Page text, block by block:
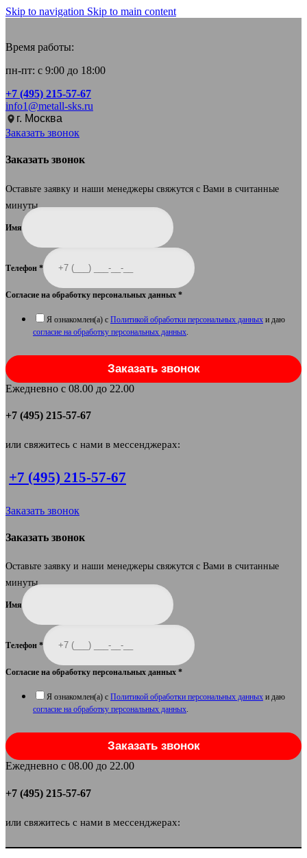
Skip to navigation Skip to main content
Время работы:
пн-пт: с 9:00 до 18:00
+7 (495) 215-57-67
info1@metall-sks.ru
г. Москва
Заказать звонок
Заказать звонок
Оставьте заявку и наши менеджеры свяжутся с Вами в считанные
минуты.
Имя
Телефон *
Согласие на обработку персональных данных *
Я ознакомлен(а) с Политикой обработки персональных данных и даю
согласие на обработку персональных данных
Заказать звонок
Ежедневно с 08.00 до 22.00
+7 (495) 215-57-67
или свяжитесь с нами в мессенджерах:
+7 (495) 215-57-67
Заказать звонок
Заказать звонок
Оставьте заявку и наши менеджеры свяжутся с Вами в считанные
минуты.
Имя
Телефон *
Согласие на обработку персональных данных *
Я ознакомлен(а) с Политикой обработки персональных данных и даю
согласие на обработку персональных данных.
Заказать звонок
Ежедневно с 08.00 до 22.00
+7 (495) 215-57-67
или свяжитесь с нами в мессенджерах: